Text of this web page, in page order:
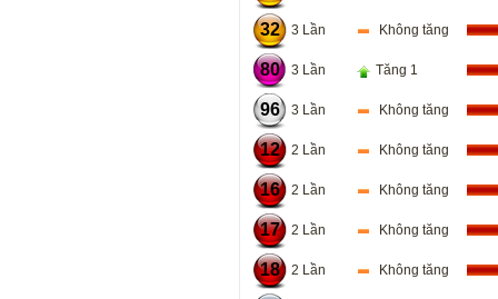
32 3 Lần Không tăng
80 3 Lần Tăng 1
96 3 Lần Không tăng
12 2 Lần Không tăng
16 2 Lần Không tăng
17 2 Lần Không tăng
18 2 Lần Không tăng